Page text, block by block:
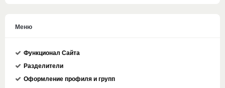
Меню
Функционал Сайта
Разделители
Оформление профиля и групп